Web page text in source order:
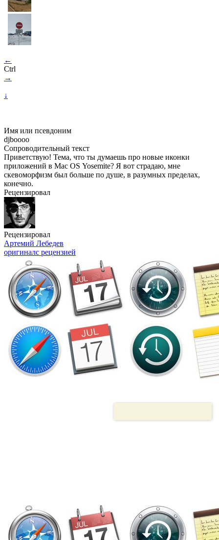
←
Ctrl
→
↓
Имя или псевдоним
djboooo
Сопроводительный текст
Приветствую! Тема, что ты думаешь про новые иконки
приложений в Mac OS Yosemite? Я вот страдаю, мне
скевоморфизм был больше по душе, в разумных пределах,
конечно.
Рецензировал
Рецензировал
Артемий Лебедев
оригиналс рецензией